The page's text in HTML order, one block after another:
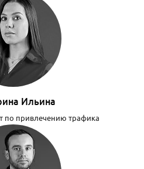
Ильина
по привлечению трафика